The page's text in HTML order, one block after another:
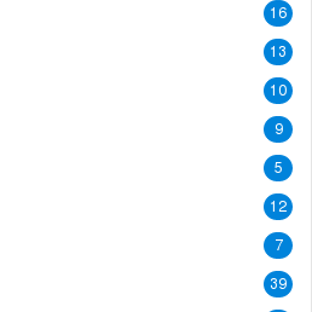
16
13
10
9
5
12
7
39